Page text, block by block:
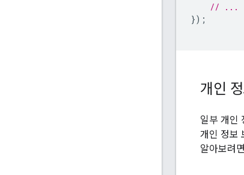
// ...
});
개인
일부 개인
개인 정보
알아보려면